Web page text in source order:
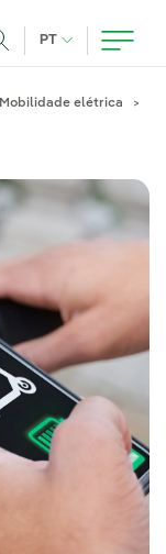
PT IDIOMA ATUAL,
Mobilidade elétrica